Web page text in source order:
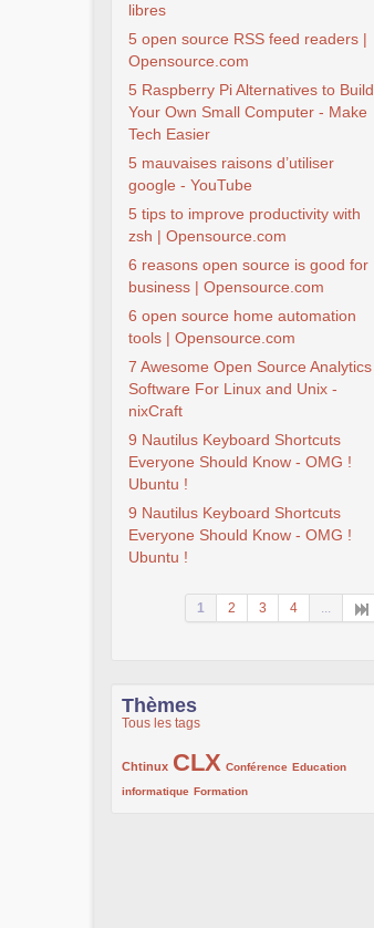
libres
5 open source RSS feed readers |
Opensource.com
5 Raspberry Pi Alternatives to Build
Your Own Small Computer - Make
Tech Easier
5 mauvaises raisons d’utiliser
google - YouTube
5 tips to improve productivity with
zsh | Opensource.com
6 reasons open source is good for
business | Opensource.com
6 open source home automation
tools | Opensource.com
7 Awesome Open Source Analytics
Software For Linux and Unix -
nixCraft
9 Nautilus Keyboard Shortcuts
Everyone Should Know - OMG !
Ubuntu !
9 Nautilus Keyboard Shortcuts
Everyone Should Know - OMG !
Ubuntu !
1 2 3 4 ...
Thèmes
Tous les tags
Chtinux
222/1002CLX
1002/1002 Conférence
132/1002
Education
informatique
119/1002 Formation
168/1002